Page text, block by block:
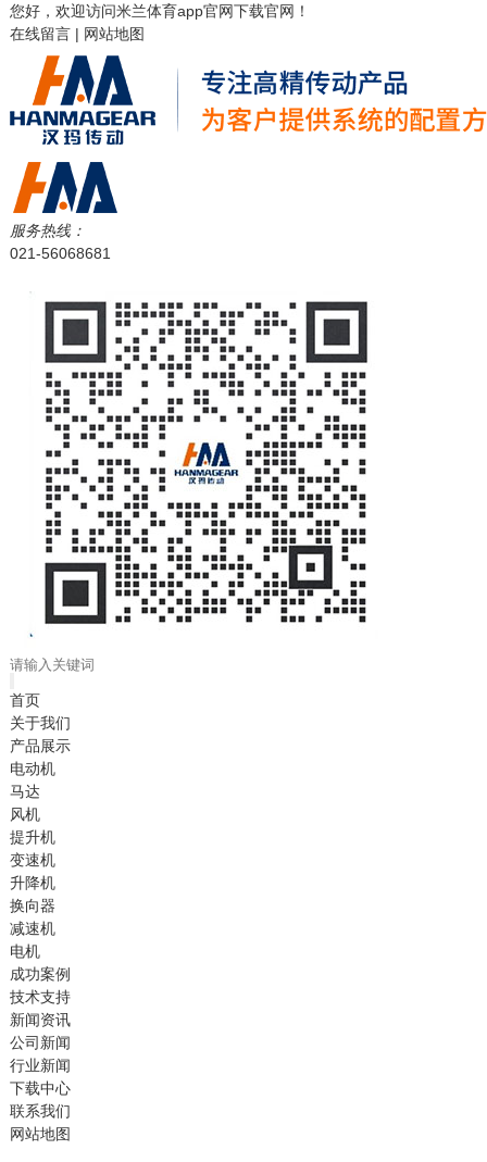
您好，欢迎访问米兰体育app官网下载官网！
在线留言| 网站地图
服务热线：
021-56068681
首页
关于我们
产品展示
电动机
马达
风机
提升机
变速机
升降机
换向器
减速机
电机
成功案例
技术支持
新闻资讯
公司新闻
行业新闻
下载中心
联系我们
网站地图